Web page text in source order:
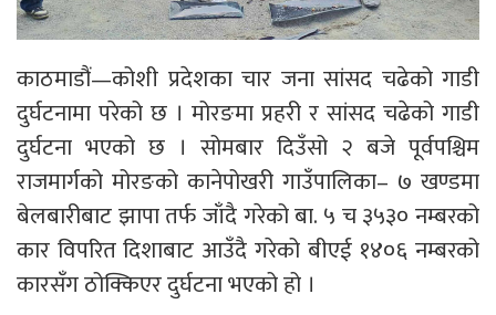
काठमाडौं—कोशी प्रदेशका चार जना सांसद चढेको गाडी
दुर्घटनामा परेको छ । मोरङमा प्रहरी र सांसद चढेको गाडी
दुर्घटना भएको छ । सोमबार दिउँसो २ बजे पूर्वपश्चिम
राजमार्गको मोरङको कानेपोखरी गाउँपालिका– ७ खण्डमा
बेलबारीबाट झापा तर्फ जाँदै गरेको बा. ५ च ३५३० नम्बरको
कार विपरित दिशाबाट आउँदै गरेको बीएई १४०६ नम्बरको
कारसँग ठोक्किएर दुर्घटना भएको हो ।